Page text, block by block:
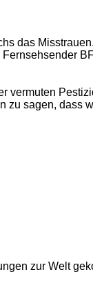
das
sagen,
zur Welt